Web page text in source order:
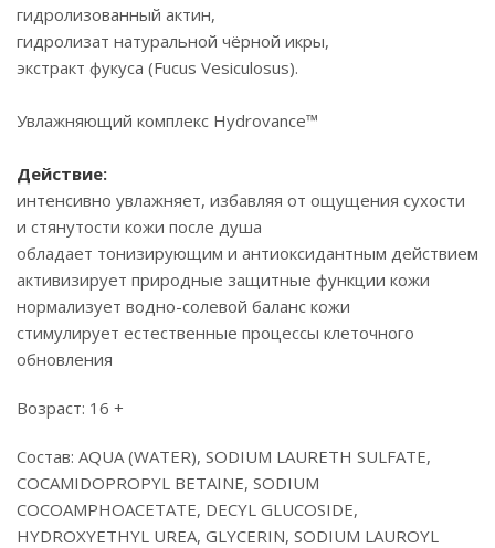
гидролизованный актин,
гидролизат натуральной чёрной икры,
экстракт фукуса (Fucus Vesiculosus).
Увлажняющий комплекс Hydrovance™
Действие:
интенсивно увлажняет, избавляя от ощущения сухости
и стянутости кожи после душа
обладает тонизирующим и антиоксидантным действием
активизирует природные защитные функции кожи
нормализует водно-солевой баланс кожи
стимулирует естественные процессы клеточного
обновления
Возраст: 16 +
Состав: AQUA (WATER), SODIUM LAURETH SULFATE,
COCAMIDOPROPYL BETAINE, SODIUM
COCОAMPHOACETATE, DECYL GLUCOSIDE,
HYDROXYETHYL UREA, GLYCERIN, SODIUM LAUROYL